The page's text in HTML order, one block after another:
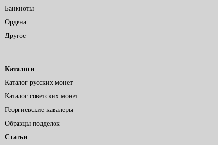
Банкноты
Ордена
Другое
Каталоги
Каталог русских монет
Каталог советских монет
Георгиевские кавалеры
Образцы подделок
Статьи